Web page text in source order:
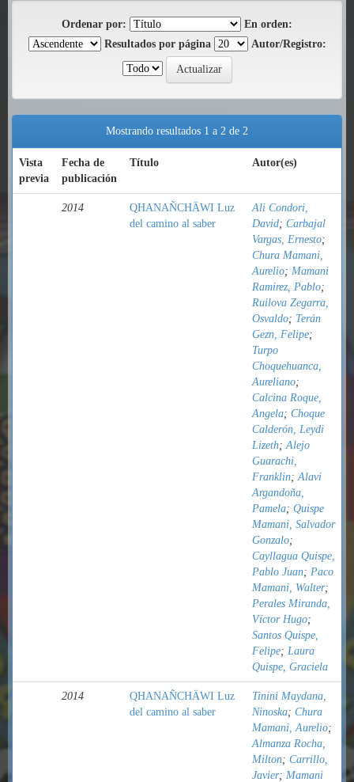
Ordenar por:
En orden:
Resultados por página
Autor/Registro:
Mostrando resultados 1 a 2 de 2
Vista
previa
Fecha de
publicación
Título Autor(es)
2014
QHANAÑCHÄWI Luz
del camino al saber
Ali Condori,
David; Carbajal
Vargas, Ernesto;
Chura Mamani,
Aurelio; Mamani
Ramirez, Pablo;
Ruilova Zegarra,
Osvaldo; Terán
Gezn, Felipe;
Turpo
Choquehuanca,
Aureliano;
Calcina Roque,
Angela; Choque
Calderón, Leydi
Lizeth;Alejo
Guarachi,
Franklin;Alavi
Argandoña,
Pamela; Quispe
Mamani, Salvador
Gonzalo;
Cayllagua Quispe,
Pablo Juan; Paco
Mamani, Walter;
Perales Miranda,
Víctor Hugo;
Santos Quispe,
Felipe; Laura
Quispe, Graciela
2014
QHANAÑCHÄWI Luz
del camino al saber
Tinini Maydana,
Ninoska; Chura
Mamani, Aurelio;
Almanza Rocha,
Milton; Carrillo,
Javier; Mamani